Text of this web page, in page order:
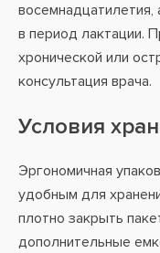
в период лактации.
хронической или
консультация врача.
Условия
Эргономичная
удобным для
плотно закрыть
дополнительные